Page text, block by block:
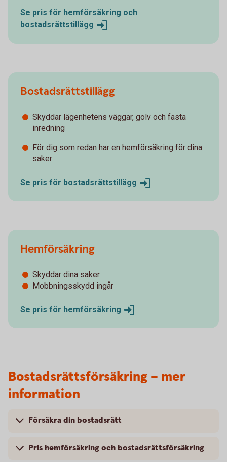
Se pris för hemförsäkring och
bostadsrättstillägg
Bostadsrättstillägg
Skyddar lägenhetens väggar, golv och fasta
inredning
För dig som redan har en hemförsäkring för dina
saker
Se pris för bostadsrättstillägg
Hemförsäkring
Skyddar dina saker
Mobbningsskydd ingår
Se pris för hemförsäkring
Bostadsrättsförsäkring – mer
information
Försäkra din bostadsrätt
Pris hemförsäkring och bostadsrättsförsäkring